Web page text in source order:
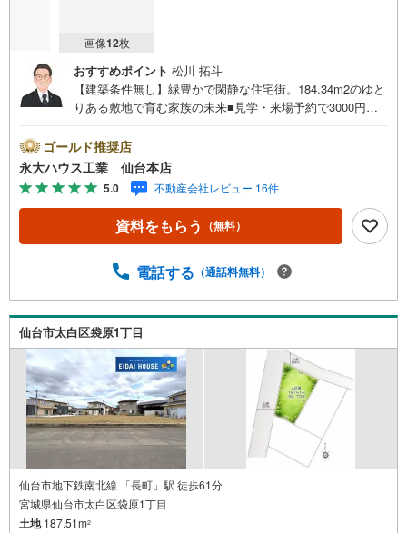
画像12枚
おすすめポイント 松川 拓斗
【建築条件無し】緑豊かで閑静な住宅街。184.34m2のゆと
りある敷地で育む家族の未来■見学・来場予約で3000円分
P参照～永大ハウス工業の強み～仙台市を中心に宮城県内
の多数店舗で展開中！こちらでは当社の強みを大きく2つに
分けてご紹介！1.＜豊富な不動産知識＞戸建・マンショ
ン・土地...と種別を問わず不動産を取り扱っております。
更に教育施設や商業施設、子育て環境や行政などの地域情
報を総合し、お客様により良い物件選びをして頂けるよ
スタッフ＞当社では【購入】【売却】【引っ越し】【リフ
入時に気になる住宅ローン各種税金についても、誠心誠意
ご説明させて頂きます。各店舗ではキッズスペースも完
備！お子様連れのご家族様で是非お越しください。営業時
間:10:00～18:00（定休日火・水曜日※店舗により変動あ
り）現地のご案内も可能ですので、どうぞお気軽にお問い
合わせください！
ゴールド推奨店
永大ハウス工業 仙台本店
5.0 不動産会社レビュー 16件
資料をもらう （無料）
電話する （通話料無料）
仙台市太白区袋原1丁目
仙台市地下鉄南北線 「長町」駅 徒歩61分
宮城県仙台市太白区袋原1丁目
土地187.51m2